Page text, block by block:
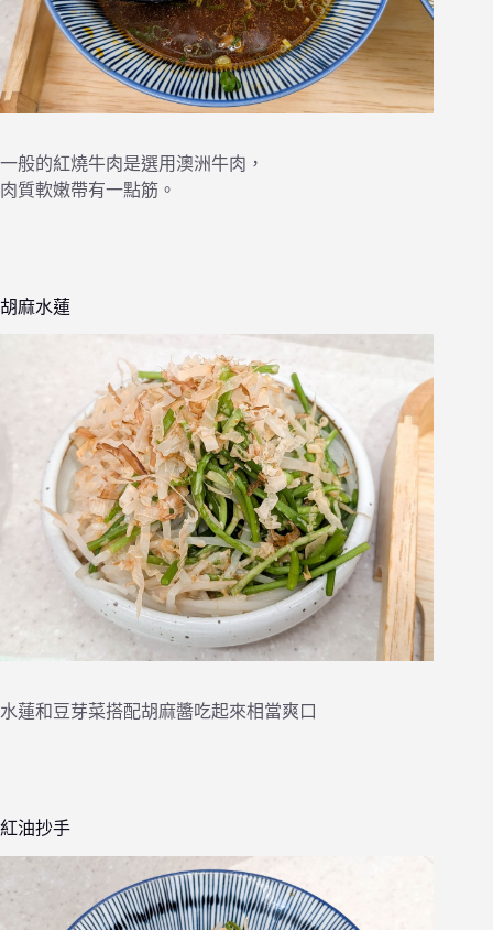
一般的紅燒牛肉是選用澳洲牛肉，
肉質軟嫩帶有一點筋。
胡麻水蓮
水蓮和豆芽菜搭配胡麻醬吃起來相當爽口
紅油抄手